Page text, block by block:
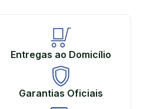
Entregas ao Domicílio
Garantias Oficiais